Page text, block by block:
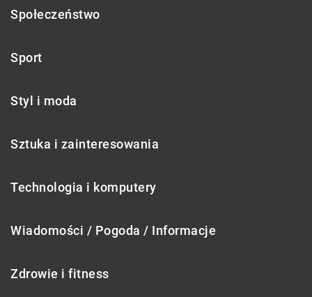
Społeczeństwo
Sport
Styl i moda
Sztuka i zainteresowania
Technologia i komputery
Wiadomości / Pogoda / Informacje
Zdrowie i fitness